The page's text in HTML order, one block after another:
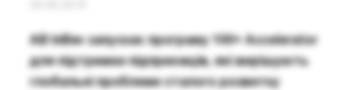
AB InBev запускає програму 100+ Accelerator
для підтримки підприємців, які вирішують
глобальні проблеми сталого розвитку